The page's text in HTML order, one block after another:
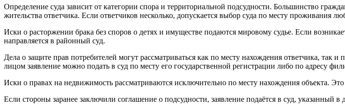
Определение суда зависит от категории спора и территориальной подсудности. Большинство
жительства ответчика. Если ответчиков несколько, допускается выбор суда по месту проживания
Иски о расторжении брака без споров о детях и имуществе подаются мировому судье. Если
направляется в районный суд.
Дела о защите прав потребителей могут рассматриваться как по месту нахождения ответчика,
лицом заявление можно подать в суд по месту его государственной регистрации либо по адресу
Иски о правах на недвижимость рассматриваются исключительно по месту нахождения объекта.
Если стороны заранее заключили соглашение о подсудности, заявление подаётся в суд, указанный